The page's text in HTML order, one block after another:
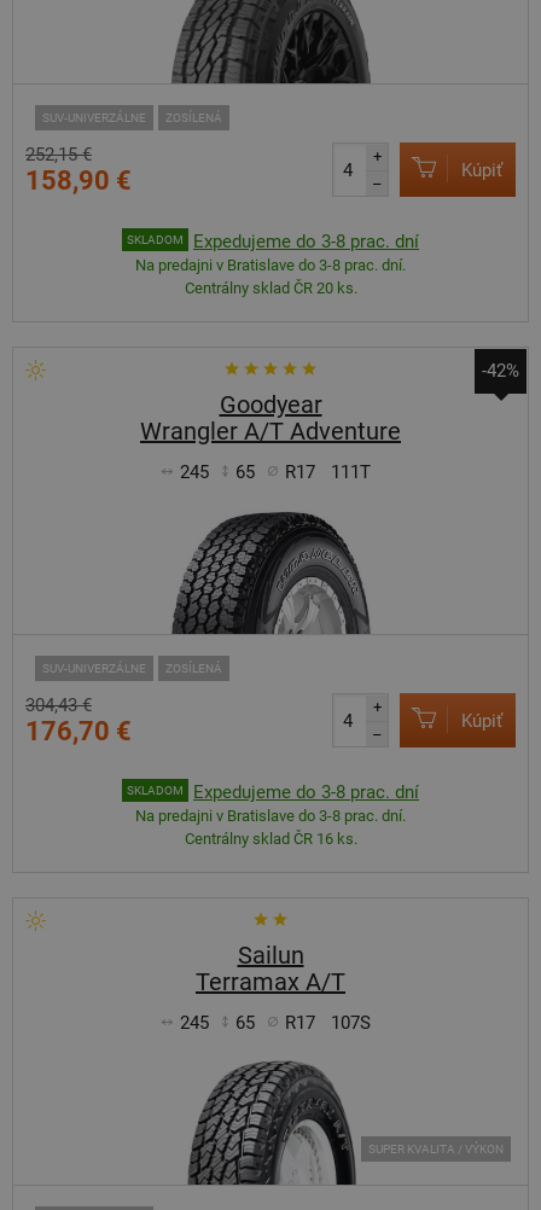
SUV-UNIVERZÁLNE ZOSÍLENÁ
252,15 €
158,90 €
+
–
Kúpiť
SKLADOM Expedujeme do 3-8 prac. dní
Na predajni v Bratislave do 3-8 prac. dní.
Centrálny sklad ČR 20 ks.
-42%
Goodyear
Wrangler A/T Adventure
245 65 R17 111T
SUV-UNIVERZÁLNE ZOSÍLENÁ
304,43 €
176,70 €
+
–
Kúpiť
SKLADOM Expedujeme do 3-8 prac. dní
Na predajni v Bratislave do 3-8 prac. dní.
Centrálny sklad ČR 16 ks.
Sailun
Terramax A/T
245 65 R17 107S
SUPER KVALITA / VÝKON